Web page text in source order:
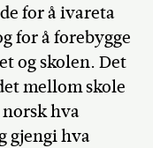
for å ivareta
for å forebygge
og skolen. Det
mellom skole
hva
gjengi hva